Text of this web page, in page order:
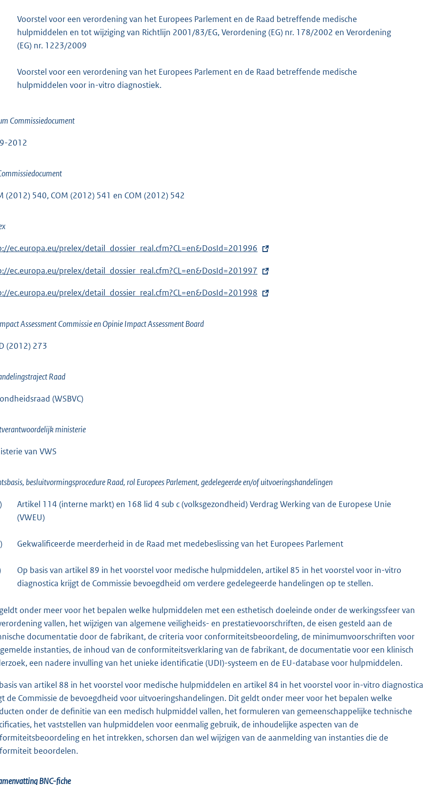
Voorstel voor een verordening van het Europees Parlement en de Raad betreffende medische
hulpmiddelen en tot wijziging van Richtlijn 2001/83/EG, Verordening (EG) nr. 178/2002 en Verordening
(EG) nr. 1223/2009
Voorstel voor een verordening van het Europees Parlement en de Raad betreffende medische
hulpmiddelen voor in-vitro diagnostiek.
Commissiedocument
2012
(2012) 540, COM (2012) 541 en COM (2012) 542
ec.europa.eu/prelex/detail_dossier_real.cfm?CL=en&DosId=201996
ec.europa.eu/prelex/detail_dossier_real.cfm?CL=en&DosId=201997
ec.europa.eu/prelex/detail_dossier_real.cfm?CL=en&DosId=201998
Assessment Commissie en Opinie Impact Assessment Board
(2012) 273
Raad
(WSBVC)
ministerie
van VWS
besluitvormingsprocedure Raad, rol Europees Parlement, gedelegeerde en/of uitvoeringshandelingen
Artikel 114 (interne markt) en 168 lid 4 sub c (volksgezondheid) Verdrag Werking van de Europese Unie
(VWEU)
Gekwalificeerde meerderheid in de Raad met medebeslissing van het Europees Parlement
Op basis van artikel 89 in het voorstel voor medische hulpmiddelen, artikel 85 in het voorstel voor in-vitro
diagnostica krijgt de Commissie bevoegdheid om verdere gedelegeerde handelingen op te stellen.
onder meer voor het bepalen welke hulpmiddelen met een esthetisch doeleinde onder de werkingssfeer van
vallen, het wijzigen van algemene veiligheids- en prestatievoorschriften, de eisen gesteld aan de
documentatie door de fabrikant, de criteria voor conformiteitsbeoordeling, de minimumvoorschriften voor
instanties, de inhoud van de conformiteitsverklaring van de fabrikant, de documentatie voor een klinisch
een nadere invulling van het unieke identificatie (UDI)-systeem en de EU-database voor hulpmiddelen.
van artikel 88 in het voorstel voor medische hulpmiddelen en artikel 84 in het voorstel voor in-vitro diagnostica
de Commissie de bevoegdheid voor uitvoeringshandelingen. Dit geldt onder meer voor het bepalen welke
onder de definitie van een medisch hulpmiddel vallen, het formuleren van gemeenschappelijke technische
het vaststellen van hulpmiddelen voor eenmalig gebruik, de inhoudelijke aspecten van de
en het intrekken, schorsen dan wel wijzigen van de aanmelding van instanties die de
beoordelen.
BNC-fiche